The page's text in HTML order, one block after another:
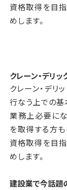
資格取得を目
めします。
クレーン・デリ
クレーン・デリ
行なう上での基
業務上必要に
を取得する方
資格取得を目
めします。
建設業で今話題